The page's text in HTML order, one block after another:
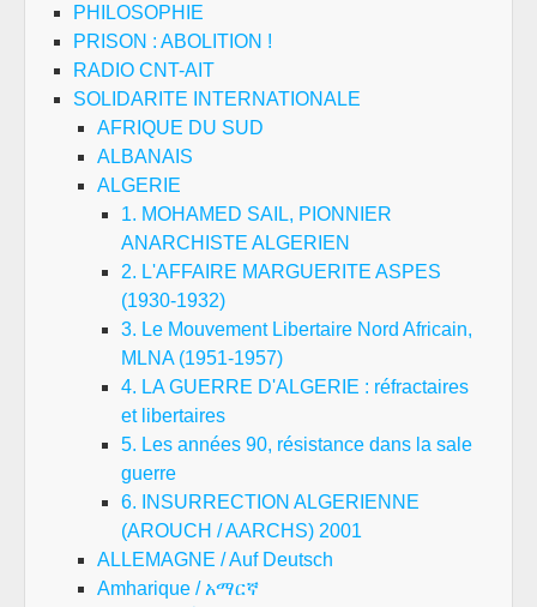
PHILOSOPHIE
PRISON : ABOLITION !
RADIO CNT-AIT
SOLIDARITE INTERNATIONALE
AFRIQUE DU SUD
ALBANAIS
ALGERIE
1. MOHAMED SAIL, PIONNIER
ANARCHISTE ALGERIEN
2. L'AFFAIRE MARGUERITE ASPES
(1930-1932)
3. Le Mouvement Libertaire Nord Africain,
MLNA (1951-1957)
4. LA GUERRE D'ALGERIE : réfractaires
et libertaires
5. Les années 90, résistance dans la sale
guerre
6. INSURRECTION ALGERIENNE
(AROUCH / AARCHS) 2001
ALLEMAGNE / Auf Deutsch
Amharique / አማርኛ